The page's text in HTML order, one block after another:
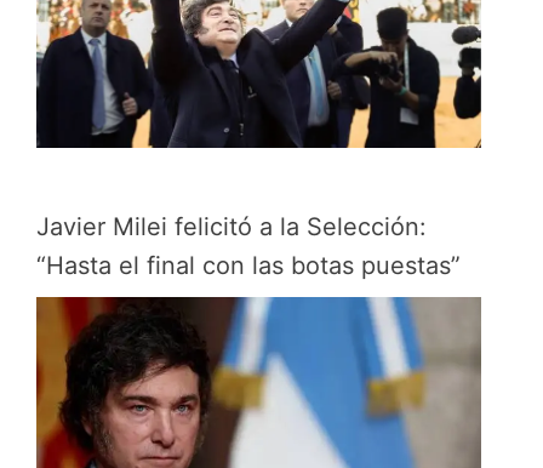
Javier Milei felicitó a la Selección:
“Hasta el final con las botas puestas”